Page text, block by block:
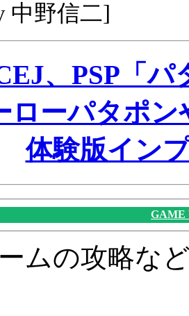
中野信二]
、PSP「
ローパタポ
体験版イン
GAME
ムの攻略な